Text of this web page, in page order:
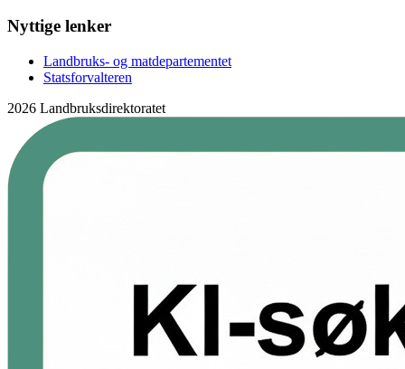
Nyttige lenker
Landbruks- og matdepartementet
Statsforvalteren
2026 Landbruksdirektoratet